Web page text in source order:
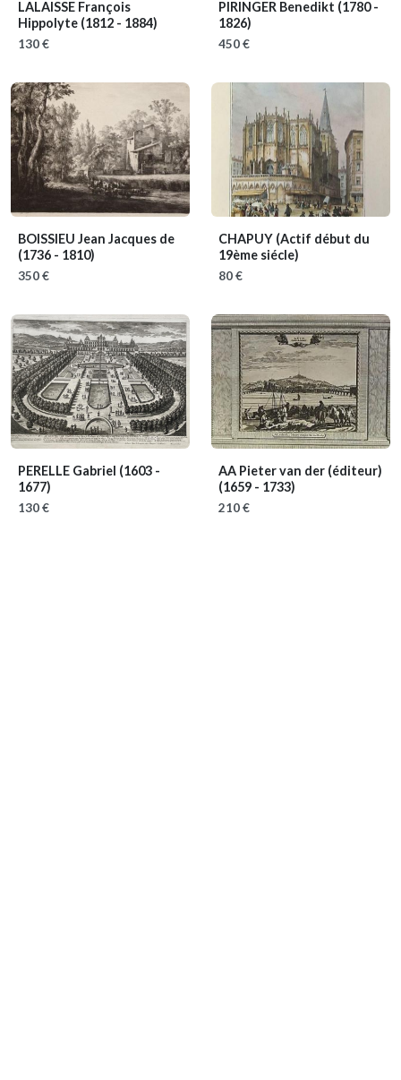
LALAISSE François
Hippolyte (1812 - 1884)
130 €
PIRINGER Benedikt (1780 -
1826)
450 €
BOISSIEU Jean Jacques de
(1736 - 1810)
350 €
CHAPUY (Actif début du
19ème siécle)
80 €
PERELLE Gabriel (1603 -
1677)
130 €
AA Pieter van der (éditeur)
(1659 - 1733)
210 €